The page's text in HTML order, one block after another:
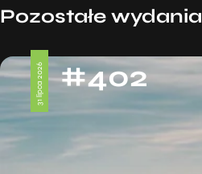
Pozostałe wydania
31 lipca 2026 #402